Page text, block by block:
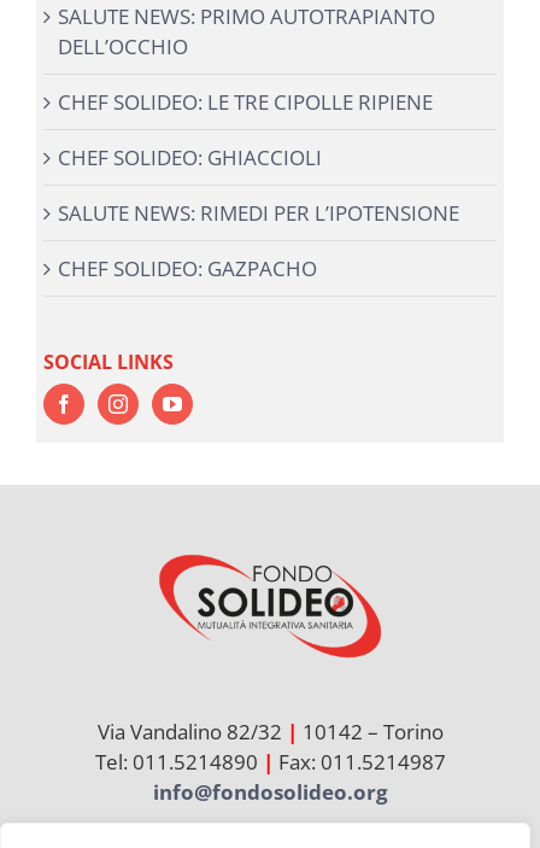
SALUTE NEWS: PRIMO AUTOTRAPIANTO
DELL’OCCHIO
CHEF SOLIDEO: LE TRE CIPOLLE RIPIENE
CHEF SOLIDEO: GHIACCIOLI
SALUTE NEWS: RIMEDI PER L’IPOTENSIONE
CHEF SOLIDEO: GAZPACHO
SOCIAL LINKS
Via Vandalino 82/32 | 10142 – Torino
Tel: 011.5214890 | Fax: 011.5214987
info@fondosolideo.org